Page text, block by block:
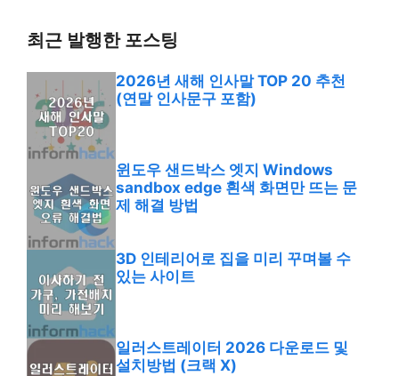
최근 발행한 포스팅
2026년 새해 인사말 TOP 20 추천
(연말 인사문구 포함)
윈도우 샌드박스 엣지 Windows
sandbox edge 흰색 화면만 뜨는 문
제 해결 방법
3D 인테리어로 집을 미리 꾸며볼 수
있는 사이트
일러스트레이터 2026 다운로드 및
설치방법 (크랙 X)